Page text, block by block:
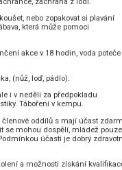
záchrana z lodi.
nebo zopakovat si plavání
která může pomoci
akce v 18 hodin, voda poteče
(nůž, loď, pádlo).
i v neděli za předpokladu
Táboření v kempu.
členové oddílů s mají účast
se mohou dospělí, mládež pouze
účasti je dobrý
a možnosti získání